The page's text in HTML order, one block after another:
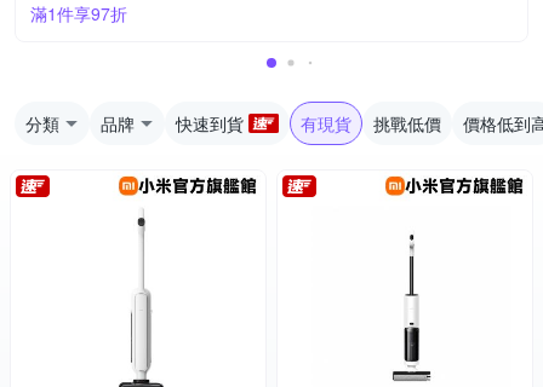
滿1件享97折
分類 品牌 快速到貨 有現貨 挑戰低價 價格低到